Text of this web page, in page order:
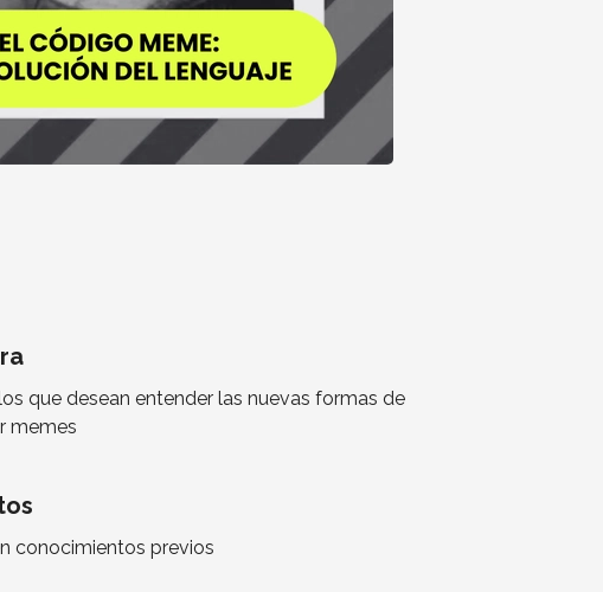
que desean entender las nuevas formas de
memes
conocimientos previos